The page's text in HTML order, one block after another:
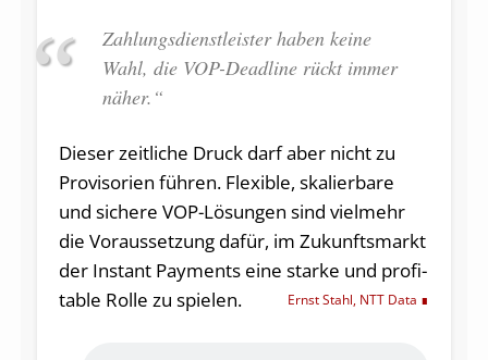
Zah­lungs­dienst­leis­ter ha­ben kei­ne
Wahl, die VOP-Dead­line rückt im­mer
nä­her.“
Die­ser zeit­li­che Druck darf aber nicht zu
Pro­vi­so­ri­en füh­ren. Fle­xi­ble, ska­lier­ba­re
und si­che­re VOP-Lö­sun­gen sind viel­mehr
die Vor­aus­set­zung da­für, im Zu­kunfts­markt
der In­stant Pay­ments ei­ne star­ke und pro­fi­
ta­ble Rol­le zu spie­len.
Ernst Stahl, NTT Da­ta